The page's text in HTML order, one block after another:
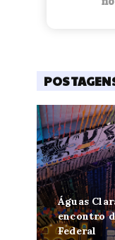
Águas
encontro
Federal